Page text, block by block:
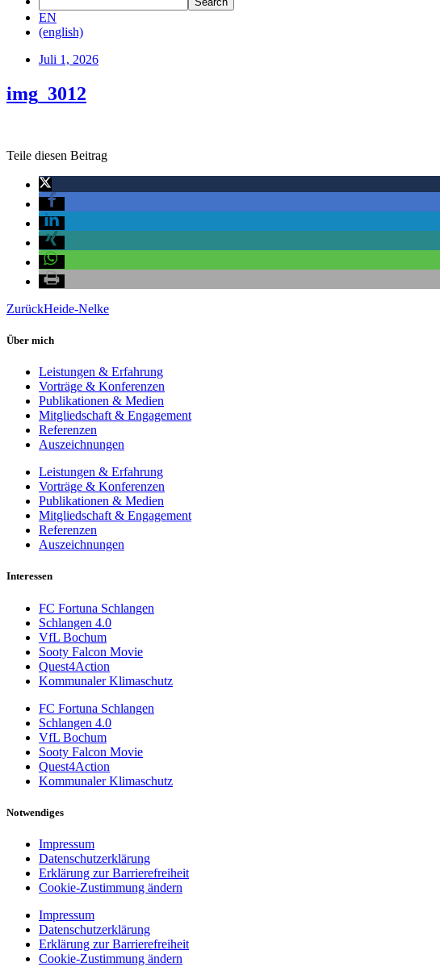
EN
(english)
Juli 1, 2026
img_3012
Teile diesen Beitrag
ZurückHeide-Nelke
Über mich
Leistungen & Erfahrung
Vorträge & Konferenzen
Publikationen & Medien
Mitgliedschaft & Engagement
Referenzen
Auszeichnungen
Leistungen & Erfahrung
Vorträge & Konferenzen
Publikationen & Medien
Mitgliedschaft & Engagement
Referenzen
Auszeichnungen
Interessen
FC Fortuna Schlangen
Schlangen 4.0
VfL Bochum
Sooty Falcon Movie
Quest4Action
Kommunaler Klimaschutz
FC Fortuna Schlangen
Schlangen 4.0
VfL Bochum
Sooty Falcon Movie
Quest4Action
Kommunaler Klimaschutz
Notwendiges
Impressum
Datenschutzerklärung
Erklärung zur Barrierefreiheit
Cookie-Zustimmung ändern
Impressum
Datenschutzerklärung
Erklärung zur Barrierefreiheit
Cookie-Zustimmung ändern